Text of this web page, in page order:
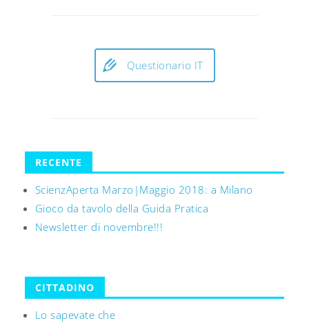
Questionario IT
RECENTE
ScienzAperta Marzo|Maggio 2018: a Milano
Gioco da tavolo della Guida Pratica
Newsletter di novembre!!!
CITTADINO
Lo sapevate che